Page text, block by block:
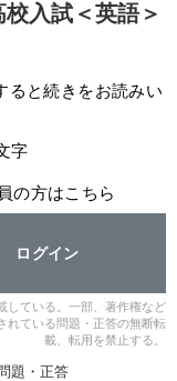
校入試＜英語＞
ると続きをお読みい
字
の方はこちら
ログイン
している。一部、著作権など
れている問題・正答の無断転
載、転用を禁止する。
題・正答